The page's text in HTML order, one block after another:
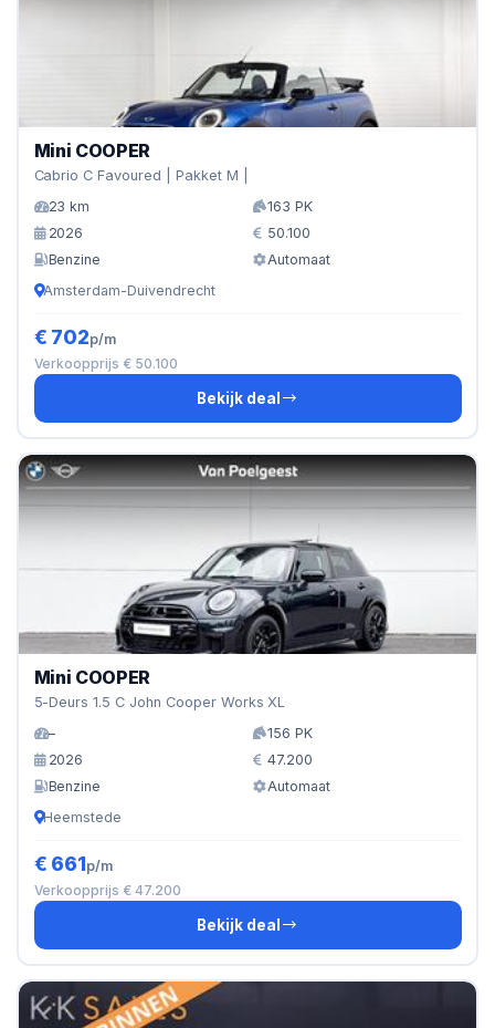
Mini COOPER
Cabrio C Favoured | Pakket M |
23 km
163 PK
2026
50.100
Benzine
Automaat
Amsterdam-Duivendrecht
€ 702p/m
Verkoopprijs € 50.100
Bekijk deal
Mini COOPER
5-Deurs 1.5 C John Cooper Works XL
–
156 PK
2026
47.200
Benzine
Automaat
Heemstede
€ 661p/m
Verkoopprijs € 47.200
Bekijk deal